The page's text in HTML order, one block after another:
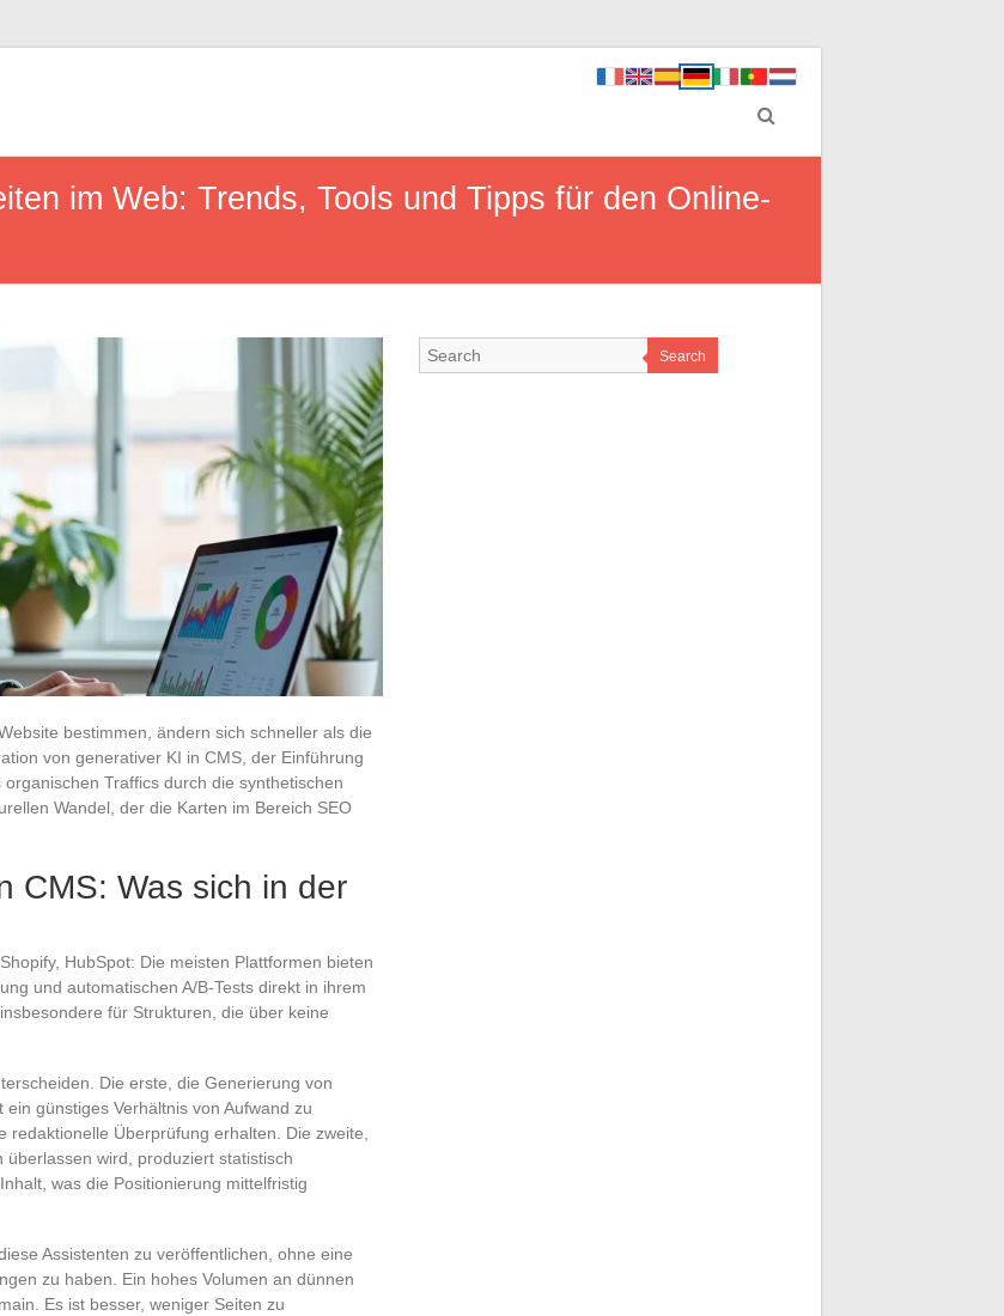
im Web: Trends, Tools und Tipps für den Online-
bestimmen, ändern sich schneller als die
von generativer KI in CMS, der Einführung
Traffics durch die synthetischen
Wandel, der die Karten im Bereich SEO
CMS: Was sich in der
HubSpot: Die meisten Plattformen bieten
und automatischen A/B-Tests direkt in ihrem
für Strukturen, die über keine
Die erste, die Generierung von
günstiges Verhältnis von Aufwand zu
Überprüfung erhalten. Die zweite,
wird, produziert statistisch
was die Positionierung mittelfristig
Assistenten zu veröffentlichen, ohne eine
zu haben. Ein hohes Volumen an dünnen
Es ist besser, weniger Seiten zu
Search